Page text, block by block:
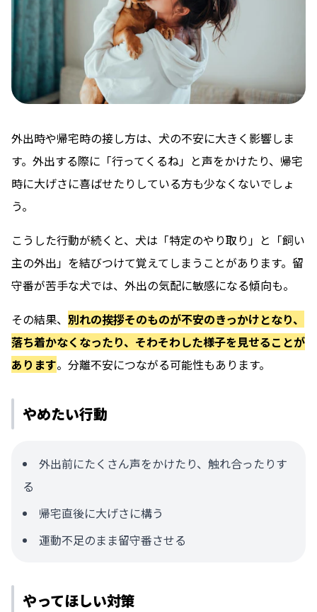
外出時や帰宅時の接し方は、犬の不安に大きく影響しま
す。外出する際に「行ってくるね」と声をかけたり、帰宅
時に大げさに喜ばせたりしている方も少なくないでしょ
う。
こうした行動が続くと、犬は「特定のやり取り」と「飼い
主の外出」を結びつけて覚えてしまうことがあります。留
守番が苦手な犬では、外出の気配に敏感になる傾向も。
その結果、 別れの挨拶そのものが不安のきっかけとなり、
落ち着かなくなったり、そわそわした様子を見せることが
あります。分離不安につながる可能性もあります。
やめたい行動
外出前にたくさん声をかけたり、触れ合ったりす
る
帰宅直後に大げさに構う
運動不足のまま留守番させる
やってほしい対策